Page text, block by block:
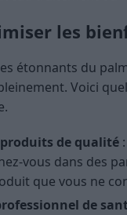
les
étonnants du
Voici
produits de qualité
vous dans des
que vous ne
de